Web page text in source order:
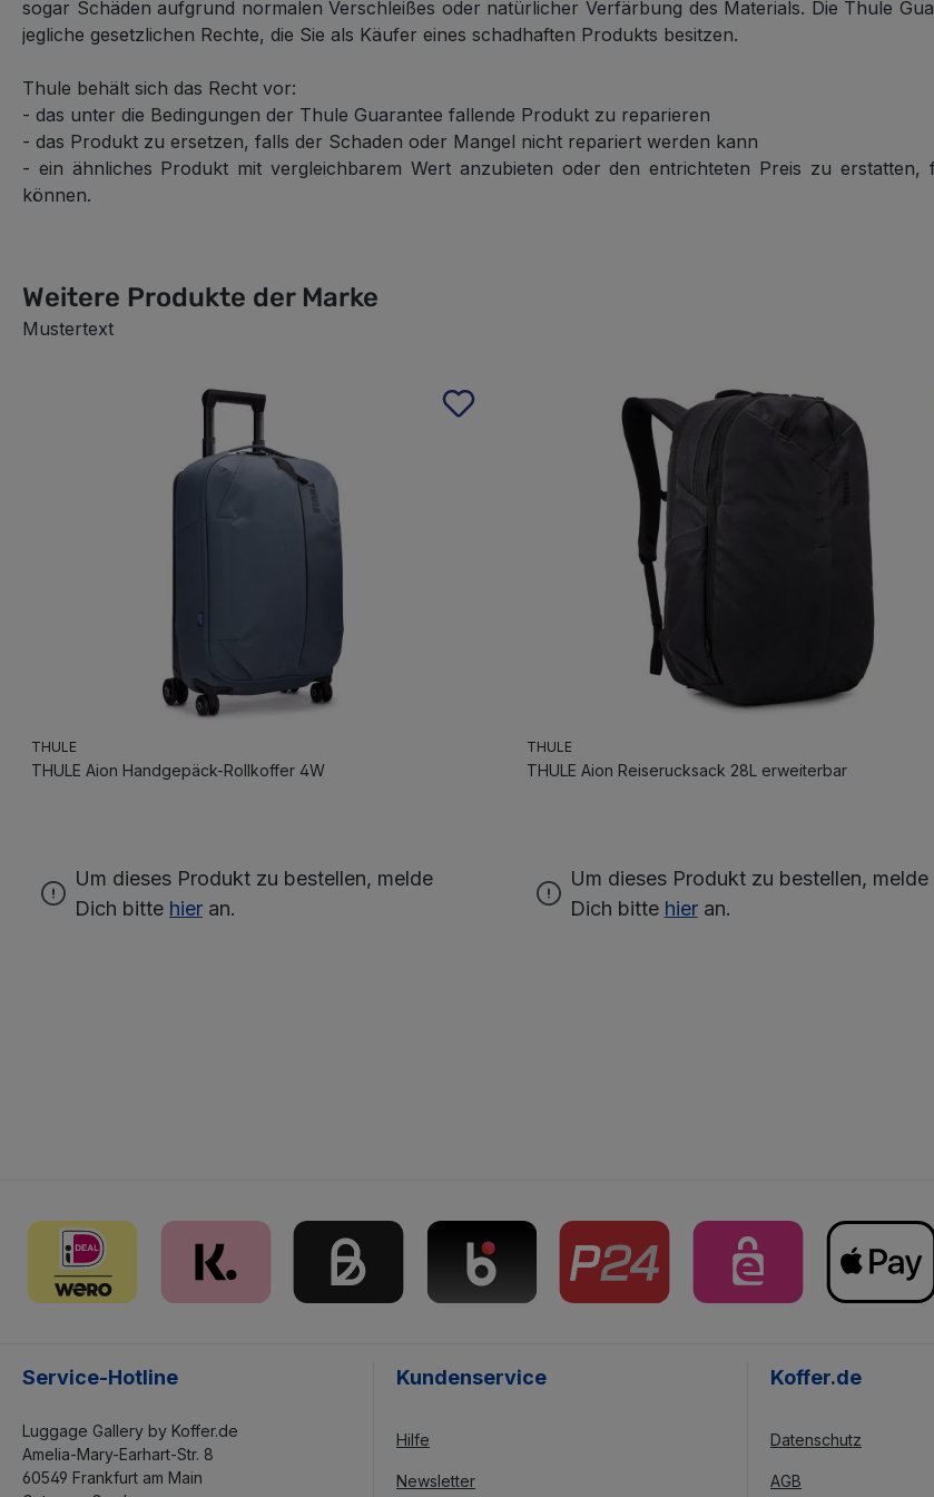
sogar Schäden aufgrund normalen Verschleißes oder natürlicher Verfärbung des Materials. Die Thule
jegliche gesetzlichen Rechte, die Sie als Käufer eines schadhaften Produkts besitzen.
Thule behält sich das Recht vor:
- das unter die Bedingungen der Thule Guarantee fallende Produkt zu reparieren
- das Produkt zu ersetzen, falls der Schaden oder Mangel nicht repariert werden kann
- ein ähnliches Produkt mit vergleichbarem Wert anzubieten oder den entrichteten Preis zu
können.
Weitere Produkte der Marke
Mustertext
Produktgalerie überspringen
THULE
THULE Aion Handgepäck-Rollkoffer 4W
Um dieses Produkt zu bestellen, melde
Dich bitte hier an.
THULE
THULE Aion Reiserucksack 28L erweiterbar
Um dieses Produkt zu bestellen, melde
Dich bitte hieran.
Service-Hotline
Luggage Gallery by Koffer.de
Amelia-Mary-Earhart-Str. 8
60549 Frankfurt am Main
Kundenservice
Hilfe
Newsletter
Koffer.de
Datenschutz
AGB